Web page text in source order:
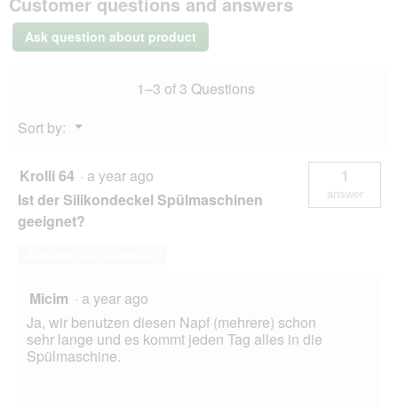
ceramic
700
Ask question about product
1–3 of 3 Questions
Sort by:
▼
Menu
Krolli 64 · a year ago
Ist der Silikondeckel Spülmaschinen
geeignet?
1
answer
Micim · a year ago
Ja, wir benutzen diesen Napf (mehrere) schon
sehr lange und es kommt jeden Tag alles in die
Spülmaschine.